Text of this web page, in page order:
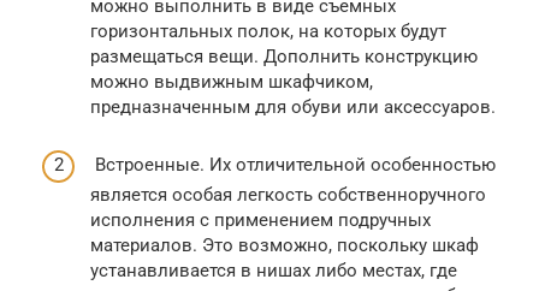
можно выполнить в виде съемных
горизонтальных полок, на которых будут
размещаться вещи. Дополнить конструкцию
можно выдвижным шкафчиком,
предназначенным для обуви или аксессуаров.
Встроенные. Их отличительной особенностью
является особая легкость собственноручного
исполнения с применением подручных
материалов. Это возможно, поскольку шкаф
устанавливается в нишах либо местах, где